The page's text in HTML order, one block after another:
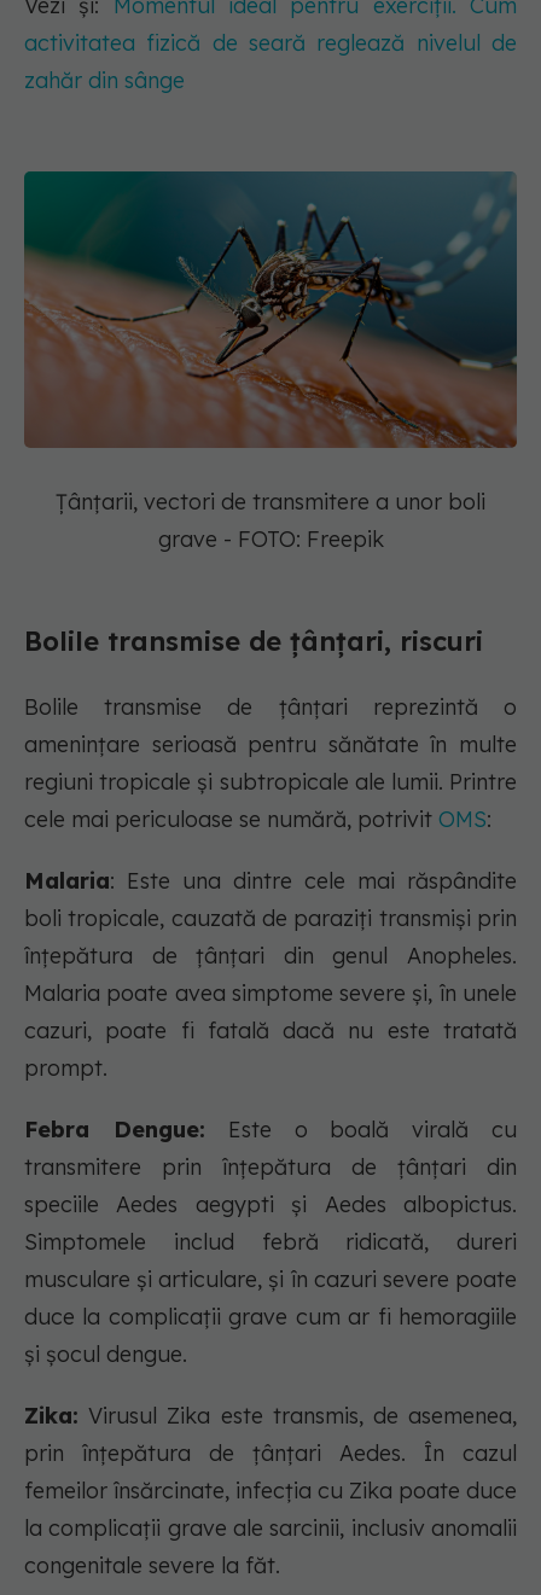
Vezi și:
Momentul ideal pentru exerciții. Cum
activitatea fizică de seară reglează nivelul de
zahăr din sânge
Țânțarii, vectori de transmitere a unor boli
grave - FOTO: Freepik
Bolile transmise de țânțari, riscuri
Bolile transmise de țânțari reprezintă o
amenințare serioasă pentru sănătate în multe
regiuni tropicale și subtropicale ale lumii. Printre
cele mai periculoase se numără, potrivit OMS:
Malaria: Este una dintre cele mai răspândite
boli tropicale, cauzată de paraziți transmiși prin
înțepătura de țânțari din genul Anopheles.
Malaria poate avea simptome severe și, în unele
cazuri, poate fi fatală dacă nu este tratată
prompt.
Febra Dengue: Este o boală virală cu
transmitere prin înțepătura de țânțari din
speciile Aedes aegypti și Aedes albopictus.
Simptomele includ febră ridicată, dureri
musculare și articulare, și în cazuri severe poate
duce la complicații grave cum ar fi hemoragiile
și șocul dengue.
Zika: Virusul Zika este transmis, de asemenea,
prin înțepătura de țânțari Aedes. În cazul
femeilor însărcinate, infecția cu Zika poate duce
la complicații grave ale sarcinii, inclusiv anomalii
congenitale severe la făt.